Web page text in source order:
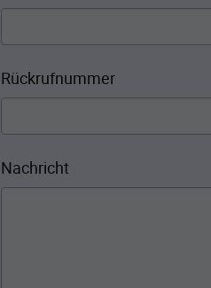
Rückrufnummer
Nachricht